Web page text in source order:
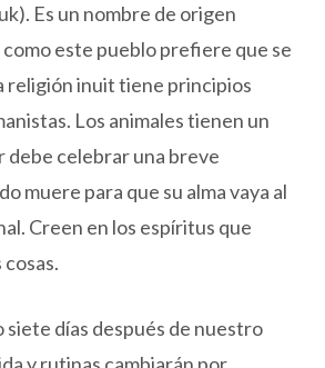
Es un nombre de origen
este pueblo prefiere que se
religión inuit tiene principios
Los animales tienen un
debe celebrar una breve
muere para que su alma vaya al
Creen en los espíritus que
siete días después de nuestro